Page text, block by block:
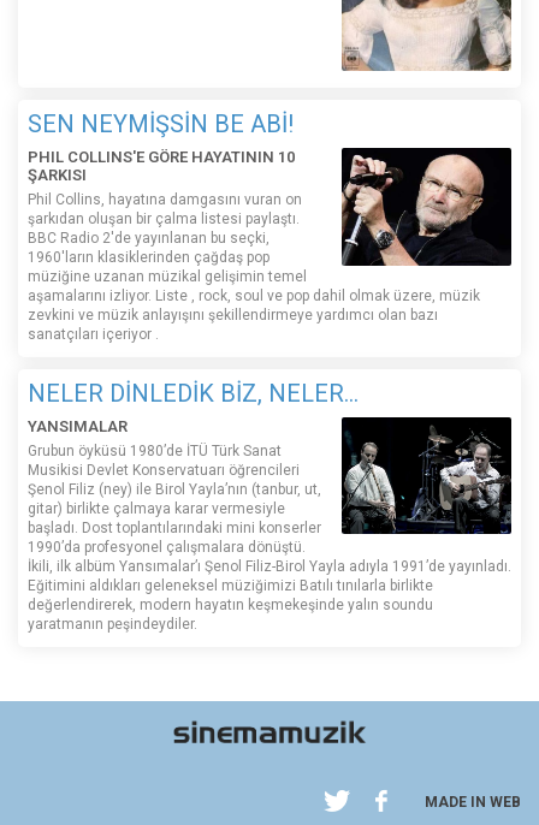
SEN NEYMİŞSİN BE ABİ!
PHIL COLLINS'E GÖRE HAYATININ 10
ŞARKISI
Phil Collins, hayatına damgasını vuran on
şarkıdan oluşan bir çalma listesi paylaştı.
BBC Radio 2'de yayınlanan bu seçki,
1960'ların klasiklerinden çağdaş pop
müziğine uzanan müzikal gelişimin temel
aşamalarını izliyor. Liste , rock, soul ve pop dahil olmak üzere, müzik
zevkini ve müzik anlayışını şekillendirmeye yardımcı olan bazı
sanatçıları içeriyor .
NELER DİNLEDİK BİZ, NELER...
YANSIMALAR
Grubun öyküsü 1980’de İTÜ Türk Sanat
Musikisi Devlet Konservatuarı öğrencileri
Şenol Filiz (ney) ile Birol Yayla’nın (tanbur, ut,
gitar) birlikte çalmaya karar vermesiyle
başladı. Dost toplantılarındaki mini konserler
1990’da profesyonel çalışmalara dönüştü.
İkili, ilk albüm Yansımalar’ı Şenol Filiz-Birol Yayla adıyla 1991’de yayınladı.
Eğitimini aldıkları geleneksel müziğimizi Batılı tınılarla birlikte
değerlendirerek, modern hayatın keşmekeşinde yalın soundu
yaratmanın peşindeydiler.
MADE IN WEB